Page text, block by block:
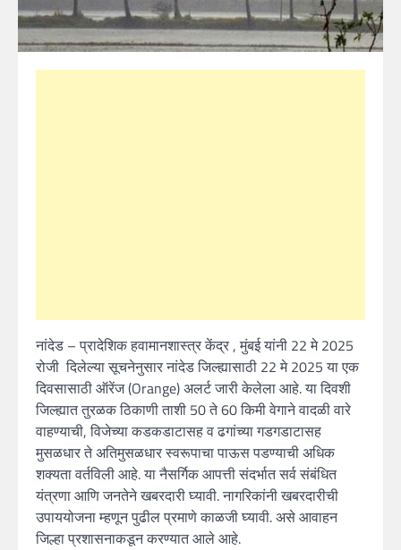
नांदेड – प्रादेशिक हवामानशास्त्र केंद्र , मुंबई यांनी 22 मे 2025
रोजी दिलेल्या सूचनेनुसार नांदेड जिल्ह्यासाठी 22 मे 2025 या एक
दिवसासाठी ऑरेंज (Orange) अलर्ट जारी केलेला आहे. या दिवशी
जिल्ह्यात तुरळक ठिकाणी ताशी 50 ते 60 किमी वेगाने वादळी वारे
वाहण्याची, विजेच्या कडकडाटासह व ढगांच्या गडगडाटासह
मुसळधार ते अतिमुसळधार स्वरूपाचा पाऊस पडण्याची अधिक
शक्यता वर्तविली आहे. या नैसर्गिक आपत्ती संदर्भात सर्व संबंधित
यंत्रणा आणि जनतेने खबरदारी घ्यावी. नागरिकांनी खबरदारीची
उपाययोजना म्हणून पुढील प्रमाणे काळजी घ्यावी. असे आवाहन
जिल्हा प्रशासनाकडून करण्यात आले आहे.